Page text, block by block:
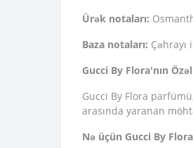
Ürək notaları:
Baza notaları: Çəhrayı
Gucci By Flora'nın
Gucci By Flora
arasında yaranan
Nə üçün Gucci By